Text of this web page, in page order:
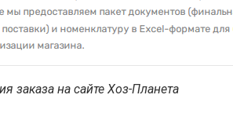
заказа на сайте Хоз-Планета